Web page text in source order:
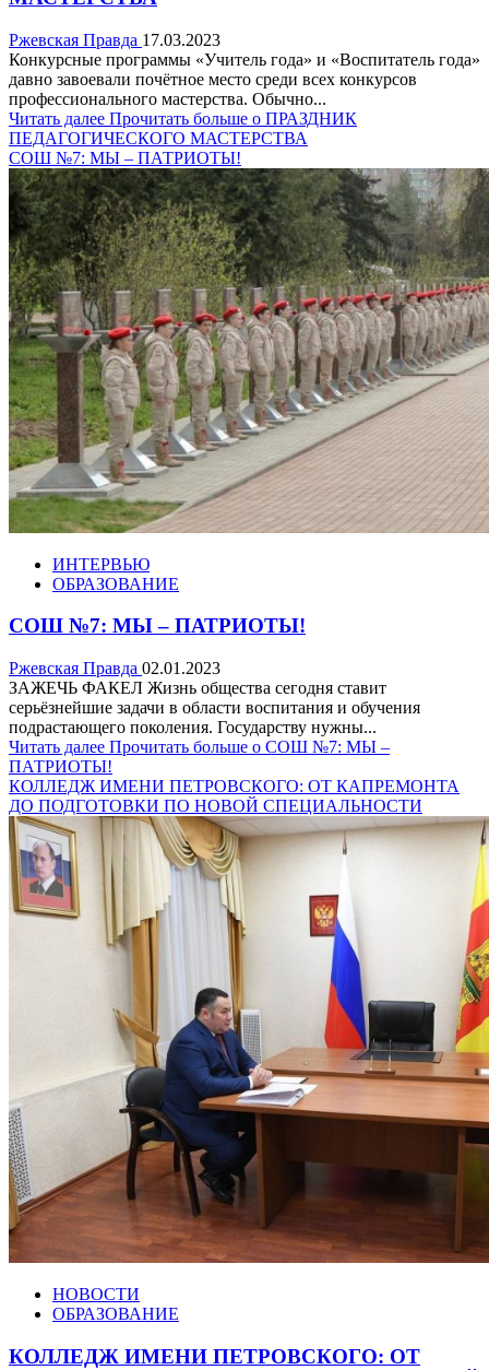
Ржевская Правда 17.03.2023
Конкурсные программы «Учитель года» и «Воспитатель года»
давно завоевали почётное место среди всех конкурсов
профессионального мастерства. Обычно...
Читать далее Прочитать больше о ПРАЗДНИК
ПЕДАГОГИЧЕСКОГО МАСТЕРСТВА
СОШ №7: МЫ – ПАТРИОТЫ!
ИНТЕРВЬЮ
ОБРАЗОВАНИЕ
СОШ №7: МЫ – ПАТРИОТЫ!
Ржевская Правда 02.01.2023
ЗАЖЕЧЬ ФАКЕЛ Жизнь общества сегодня ставит
серьёзнейшие задачи в области воспитания и обучения
подрастающего поколения. Государству нужны...
Читать далее Прочитать больше о СОШ №7: МЫ –
ПАТРИОТЫ!
КОЛЛЕДЖ ИМЕНИ ПЕТРОВСКОГО: ОТ КАПРЕМОНТА
ДО ПОДГОТОВКИ ПО НОВОЙ СПЕЦИАЛЬНОСТИ
НОВОСТИ
ОБРАЗОВАНИЕ
КОЛЛЕДЖ ИМЕНИ ПЕТРОВСКОГО: ОТ